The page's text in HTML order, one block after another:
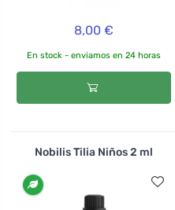
8,00 €
En stock - enviamos en 24 horas
Nobilis Tilia Niños 2 ml